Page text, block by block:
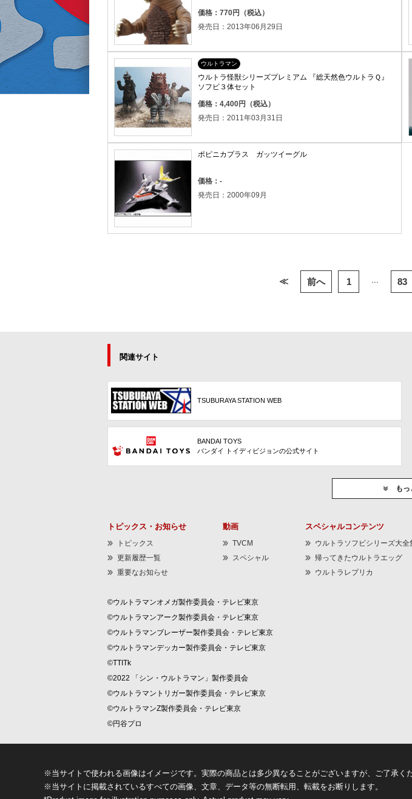
価格：770円（税込）
発売日：2013年06月29日
ウルトラマン
ウルトラ怪獣シリーズプレミアム 『総天然色ウルトラＱ』
ソフビ３体セット
価格：4,400円（税込）
発売日：2011年03月31日
ポピニカプラス ガッツイーグル
価格：-
発売日：2000年09月
≪ 前へ 1 83
関連サイト
TSUBURAYA STATION WEB
BANDAI TOYS
バンダイ トイディビジョンの公式サイト
も
トピックス・お知らせ
トピックス
更新履歴一覧
重要なお知らせ
動画
TVCM
スペシャル
スペシャルコンテンツ
ウルトラソフビシリーズ大全
帰ってきたウルトラエッグ
ウルトラレプリカ
©ウルトラマンオメガ製作委員会・テレビ東京
©ウルトラマンアーク製作委員会・テレビ東京
©ウルトラマンブレーザー製作委員会・テレビ東京
©ウルトラマンデッカー製作委員会・テレビ東京
©TTITk
©2022 「シン・ウルトラマン」製作委員会
©ウルトラマントリガー製作委員会・テレビ東京
©ウルトラマンZ製作委員会・テレビ東京
©円谷プロ
※当サイトで使われる画像はイメージです。実際の商品とは多少異なることがございますが、ご了承くだ
※当サイトに掲載されているすべての画像、文章、データ等の無断転用、転載をお断りします。